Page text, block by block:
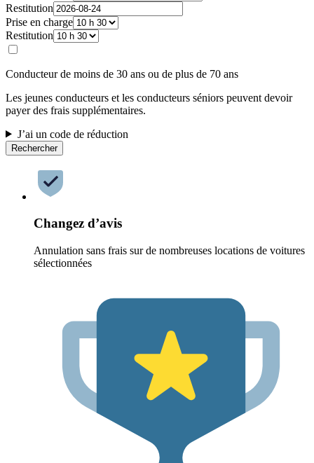
Restitution
Prise en charge
Restitution
Conducteur de moins de 30 ans ou de plus de 70 ans
Les jeunes conducteurs et les conducteurs séniors peuvent devoir
payer des frais supplémentaires.
J’ai un code de réduction
Rechercher
Changez d’avis
Annulation sans frais sur de nombreuses locations de voitures
sélectionnées